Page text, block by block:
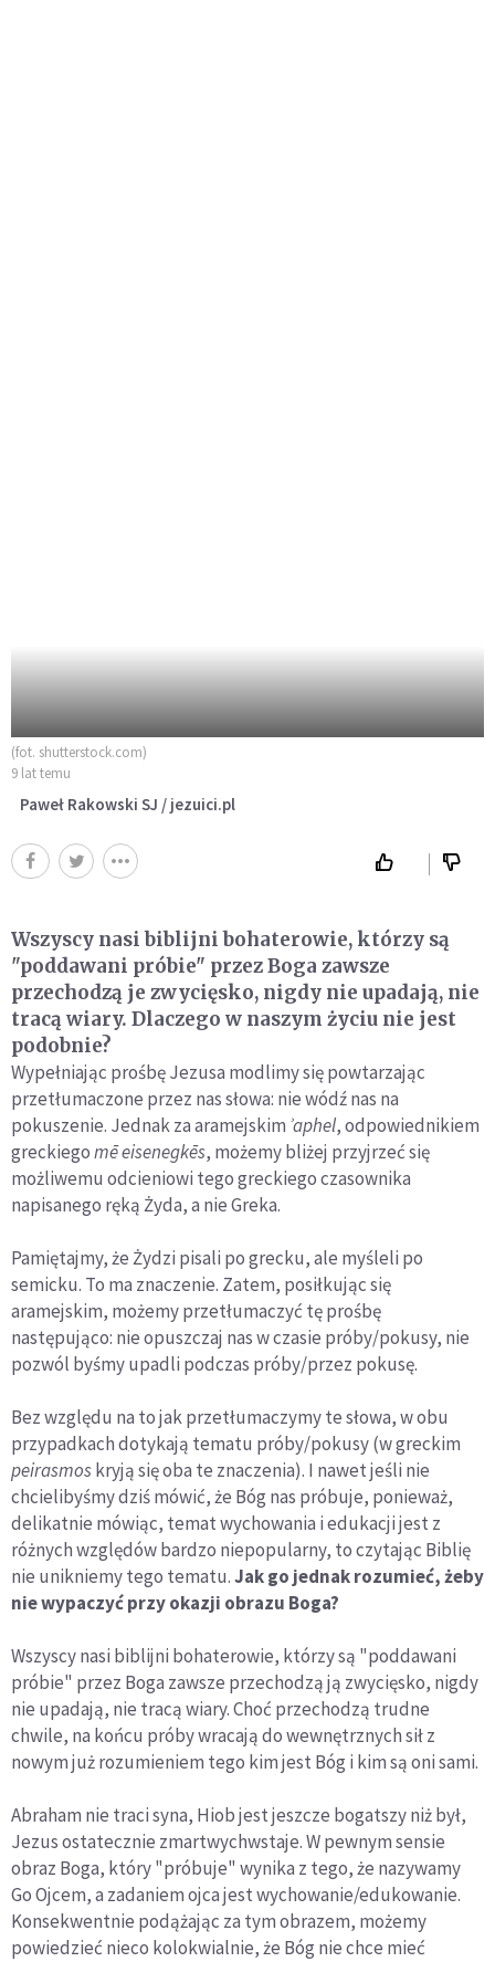
(fot. shutterstock.com)
9 lat temu
Paweł Rakowski SJ / jezuici.pl
Wszyscy nasi biblijni bohaterowie, którzy są
"poddawani próbie" przez Boga zawsze
przechodzą je zwycięsko, nigdy nie upadają, nie
tracą wiary. Dlaczego w naszym życiu nie jest
podobnie?
Wypełniając prośbę Jezusa modlimy się powtarzając
przetłumaczone przez nas słowa: nie wódź nas na
pokuszenie. Jednak za aramejskim ʾaphel, odpowiednikiem
greckiegomē eisenegkēs, możemy bliżej przyjrzeć się
możliwemu odcieniowi tego greckiego czasownika
napisanego ręką Żyda, a nie Greka.
Pamiętajmy, że Żydzi pisali po grecku, ale myśleli po
semicku. To ma znaczenie. Zatem, posiłkując się
aramejskim, możemy przetłumaczyć tę prośbę
następująco: nie opuszczaj nas w czasie próby/pokusy, nie
pozwól byśmy upadli podczas próby/przez pokusę.
Bez względu na to jak przetłumaczymy te słowa, w obu
przypadkach dotykają tematu próby/pokusy (w greckim
peirasmoskryją się oba te znaczenia). I nawet jeśli nie
chcielibyśmy dziś mówić, że Bóg nas próbuje, ponieważ,
delikatnie mówiąc, temat wychowania i edukacji jest z
różnych względów bardzo niepopularny, to czytając Biblię
nie unikniemy tego tematu.Jak go jednak rozumieć, żeby
nie wypaczyć przy okazji obrazu Boga?
Wszyscy nasi biblijni bohaterowie, którzy są "poddawani
próbie" przez Boga zawsze przechodzą ją zwycięsko, nigdy
nie upadają, nie tracą wiary. Choć przechodzą trudne
chwile, na końcu próby wracają do wewnętrznych sił z
nowym już rozumieniem tego kim jest Bóg i kim są oni sami.
Abraham nie traci syna, Hiob jest jeszcze bogatszy niż był,
Jezus ostatecznie zmartwychwstaje. W pewnym sensie
obraz Boga, który "próbuje" wynika z tego, że nazywamy
Go Ojcem, a zadaniem ojca jest wychowanie/edukowanie.
Konsekwentnie podążając za tym obrazem, możemy
powiedzieć nieco kolokwialnie, że Bóg nie chce mieć